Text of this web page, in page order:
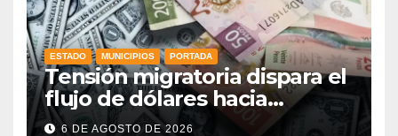
ESTADO MUNICIPIOS PORTADA
Tensión migratoria dispara el
flujo de dólares hacia
municipios de Guanajuato
6 DE AGOSTO DE 2026